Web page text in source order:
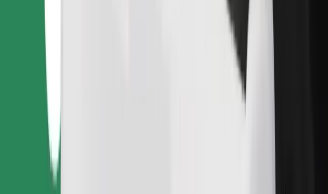
Descarcă aplicația Bolt
Găsește mâncarea preferată!
Descarcă aplicația Bolt Food